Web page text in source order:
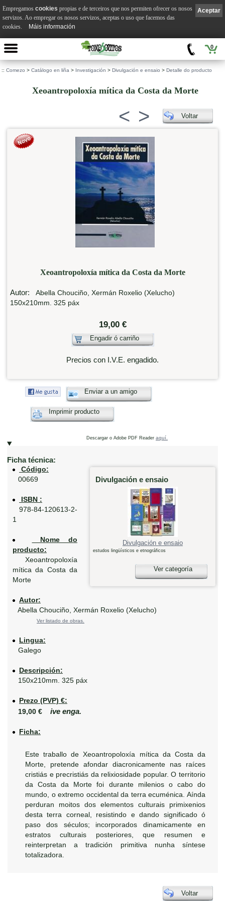
0
:: Comezo > Catálogo en liña > Investigación > Divulgación e ensaio > Detalle do producto
Xeoantropoloxía mítica da Costa da Morte
< > Voltar
Xeoantropoloxía mítica da Costa da Morte
Autor: Abella Chouciño, Xermán Roxelio (Xelucho)
150x210mm. 325 páx
19,00 €
Engadir ó carriño
Precios con I.V.E. engadido.
Enviar a un amigo
Imprimir producto
Descargar o Adobe PDF Reader aquí.
Ficha técnica:
Divulgación e ensaio
Divulgación e ensaio
estudos lingüísticos e etnográficos
Ver categoría
Código:
00669
ISBN :
978-84-120613-2-
1
Nome do
producto:
Xeoantropoloxía
mítica da Costa da
Morte
Autor:
Abella Chouciño, Xermán Roxelio (Xelucho)
Ver listado de obras.
Lingua:
Galego
Descripción:
150x210mm. 325 páx
Prezo (PVP) €:
19,00 € ive enga.
Ficha:
Este traballo de Xeoantropoloxía mítica da Costa da
Morte, pretende afondar diacronicamente nas raíces
cristiás e precristiás da relixiosidade popular. O territorio
da Costa da Morte foi durante milenios o cabo do
mundo, o extremo occidental da terra ecuménica. Aínda
perduran moitos dos elementos culturais primixenios
desta terra corneal, resistindo e dando significado ó
paso dos séculos; incorporados dinamicamente en
estratos culturais posteriores, que resumen e
reinterpretan a tradición primitiva nunha síntese
totalizadora.
Voltar
Aceptar
Empregamos cookies propias e de terceiros que nos permiten ofrecer os nosos
servizos. Ao empregar os nosos servizos, aceptas o uso que facemos das
cookies.
Máis información